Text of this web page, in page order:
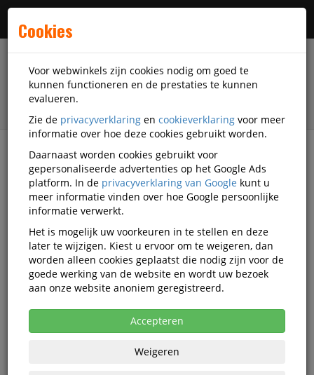
filter
Accessoires CreaChick
CreaChick accessoires
CreaChick Schoolartikelen
Cookies
Voor webwinkels zijn cookies nodig om goed te
kunnen functioneren en de prestaties te kunnen
evalueren.
Zie de privacyverklaring en cookieverklaring voor meer
informatie over hoe deze cookies gebruikt worden.
Daarnaast worden cookies gebruikt voor
gepersonaliseerde advertenties op het Google Ads
platform. In de privacyverklaring van Google kunt u
meer informatie vinden over hoe Google persoonlijke
informatie verwerkt.
Het is mogelijk uw voorkeuren in te stellen en deze
later te wijzigen. Kiest u ervoor om te weigeren, dan
worden alleen cookies geplaatst die nodig zijn voor de
goede werking van de website en wordt uw bezoek
aan onze website anoniem geregistreerd.
Accepteren
Weigeren